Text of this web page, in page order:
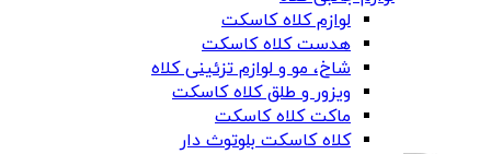
لوازم کلاه کاسکت
هدست کلاه کاسکت
شاخ، مو و لوازم تزئینی کلاه
ویزور و طلق کلاه کاسکت
ماکت کلاه کاسکت
کلاه کاسکت بلوتوث دار